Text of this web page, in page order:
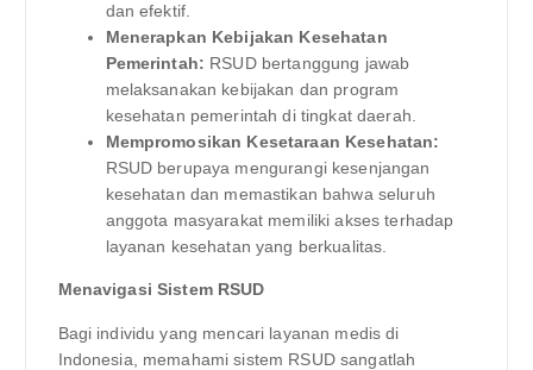
dan efektif.
Menerapkan Kebijakan Kesehatan
Pemerintah: RSUD bertanggung jawab
melaksanakan kebijakan dan program
kesehatan pemerintah di tingkat daerah.
Mempromosikan Kesetaraan Kesehatan:
RSUD berupaya mengurangi kesenjangan
kesehatan dan memastikan bahwa seluruh
anggota masyarakat memiliki akses terhadap
layanan kesehatan yang berkualitas.
Menavigasi Sistem RSUD
Bagi individu yang mencari layanan medis di
Indonesia, memahami sistem RSUD sangatlah